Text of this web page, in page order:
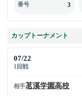
番号 3
カップトーナメント
07/22
1回戦
相手茗溪学園高校